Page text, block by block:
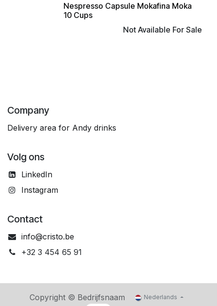
Nespresso Capsule Mokafina Moka
10 Cups
Not Available For Sale
Company
Delivery area for Andy drinks
Volg ons
LinkedIn
Instagram
Contact
info@cristo.be
+32 3 454 65 91
Copyright © Bedrijfsnaam Nederlands